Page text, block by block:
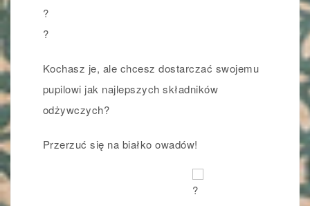
Kochasz je, ale chcesz dostarczać swojemu
pupilowi jak najlepszych składników
odżywczych?
Przerzuć się na białko owadów!